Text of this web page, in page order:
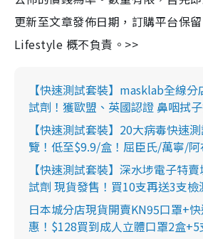
更新至文章發佈日期，訂購平台保
Lifestyle 概不負責。>>
【快速測試套裝】masklab全線
試劑！獲歐盟、英國認證 鼻咽拭
【快速測試套裝】20大病毒快速
覽！低至$9.9/盒！屈臣氏/萬寧/
【快速測試套裝】深水埗電子特
試劑 現貨發售！買10支再送3支檢
日本城分店現貨開賣KN95口罩+
惠！$128買到成人立體口罩2盒